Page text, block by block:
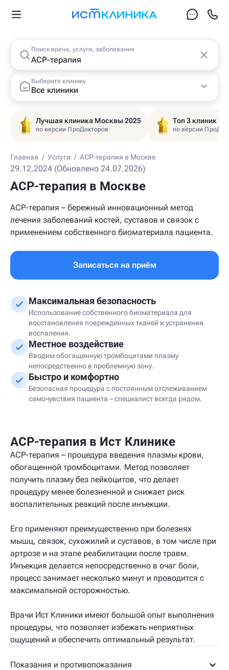
Поиск врача, услуги, заболевания
Выберите клинику
Все клиники
Лучшая клиника Москвы 2025
по версии ПроДокторов
Топ 3 клиник
по версии
Главная / Услуги / ACP-терапия в Москве
29.12.2024 (Обновлено 24.07.2026)
ACP-терапия в Москве
ACP-терапия – бережный инновационный метод
лечения заболеваний костей, суставов и связок с
применением собственного биоматериала пациента.
Записаться на приём
Максимальная безопасность
Использование собственного биоматериала для
восстановления поврежденных тканей и устранения
воспаления.
Местное воздействие
Вводим обогащенную тромбоцитами плазму
непосредственно в проблемную зону.
Быстро и комфортно
Безопасная процедура с постоянным отслеживанием
самочувствия пациента – специалист всегда рядом.
ACP-терапия в Ист Клинике
ACP-терапия – процедура введения плазмы крови,
обогащенной тромбоцитами. Метод позволяет
получить плазму без лейкоцитов, что делает
процедуру менее болезненной и снижает риск
воспалительных реакций после инъекции.
Его применяют преимущественно при болезнях
мышц, связок, сухожилий и суставов, в том числе при
артрозе и на этапе реабилитации после травм.
Инъекция делается непосредственно в очаг боли,
процесс занимает несколько минут и проводится с
максимальной осторожностью.
Врачи Ист Клиники имеют большой опыт выполнения
процедуры, что позволяет избежать неприятных
ощущений и обеспечить оптимальный результат.
Показания и противопоказания